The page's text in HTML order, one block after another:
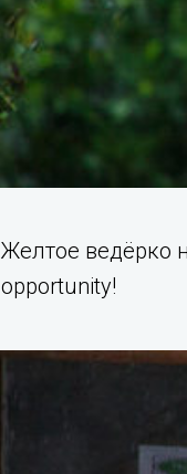
Желтое ведёрко
opportunity!